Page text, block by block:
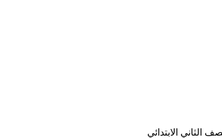
الثاني الابتدائي